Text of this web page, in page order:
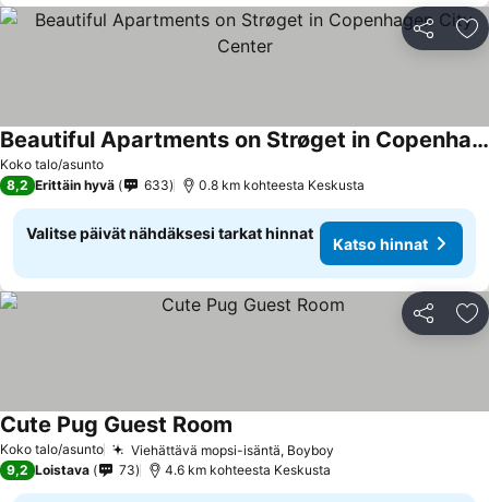
Jaa
Koko talo/asunto
Beautiful Apartments on Strøget in Copenhagen City Center
8,2 Erittäin hyvä 633 0.8 km kohteesta Keskusta
Valitse päivät nähdäksesi tarkat hinnat
Katso hinnat
Jaa
Koko talo/asunto Viehättävä mopsi-isäntä, Boyboy
Cute Pug Guest Room
9,2 Loistava 73 4.6 km kohteesta Keskusta